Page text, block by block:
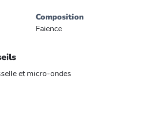
Composition
Faience
et micro-ondes